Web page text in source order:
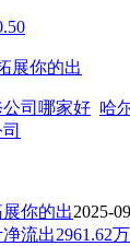
展你的出
司哪家好 哈
你的出2025-
流出2961.62